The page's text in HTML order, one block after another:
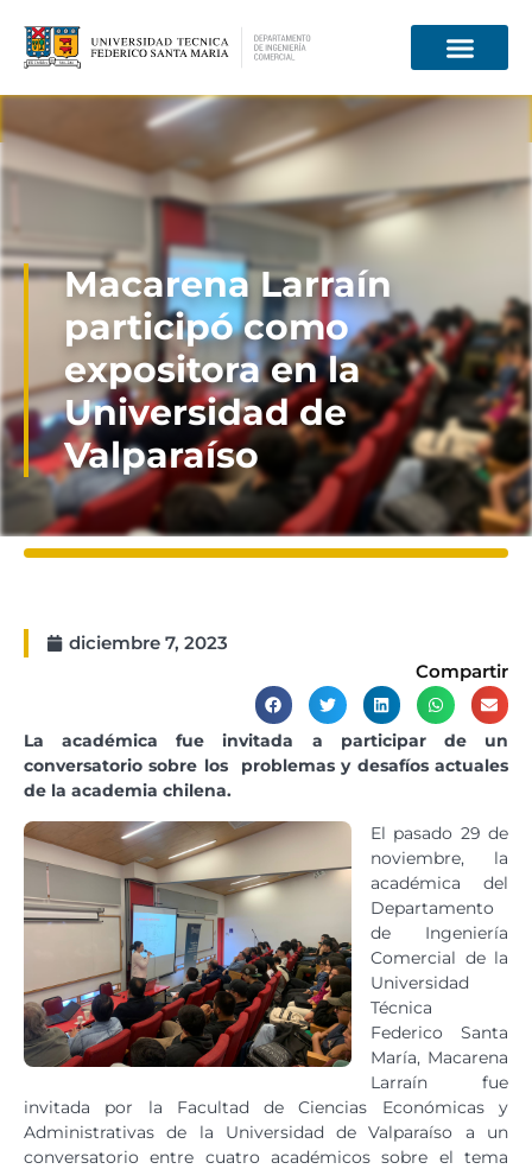
Información para
Macarena Larraín
participó como
expositora en la
Universidad de
Valparaíso
diciembre 7, 2023
Compartir
La académica fue invitada a participar de un
conversatorio sobre los problemas y desafíos actuales
de la academia chilena.
El pasado 29 de
noviembre, la
académica del
Departamento
de Ingeniería
Comercial de la
Universidad
Técnica
Federico Santa
María, Macarena
Larraín fue
invitada por la Facultad de Ciencias Económicas y
Administrativas de la Universidad de Valparaíso a un
conversatorio entre cuatro académicos sobre el tema